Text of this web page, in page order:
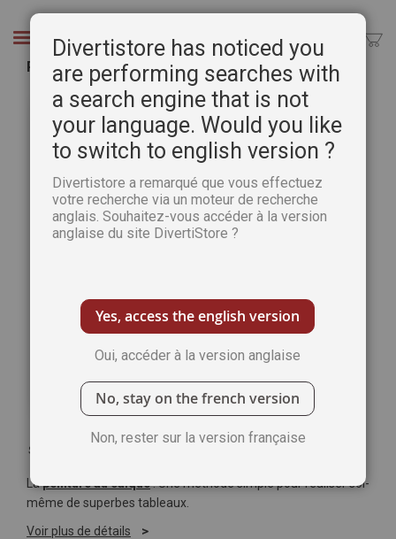
Chercher
Portes et fenêtres - Peinture au calque
Passer
galerie
d’images
Soyez le premier à commenter ce produit
Lapeinture au calque: Une méthode simple pour réaliser soi-
même de superbes tableaux.
Voir plus de détails
Divertistore has noticed you
are performing searches with
a search engine that is not
your language. Would you like
to switch to english version ?
Divertistore a remarqué que vous effectuez
votre recherche via un moteur de recherche
anglais. Souhaitez-vous accéder à la version
anglaise du site DivertiStore ?
Yes, access the english version
Oui, accéder à la version anglaise
No, stay on the french version
Non, rester sur la version française